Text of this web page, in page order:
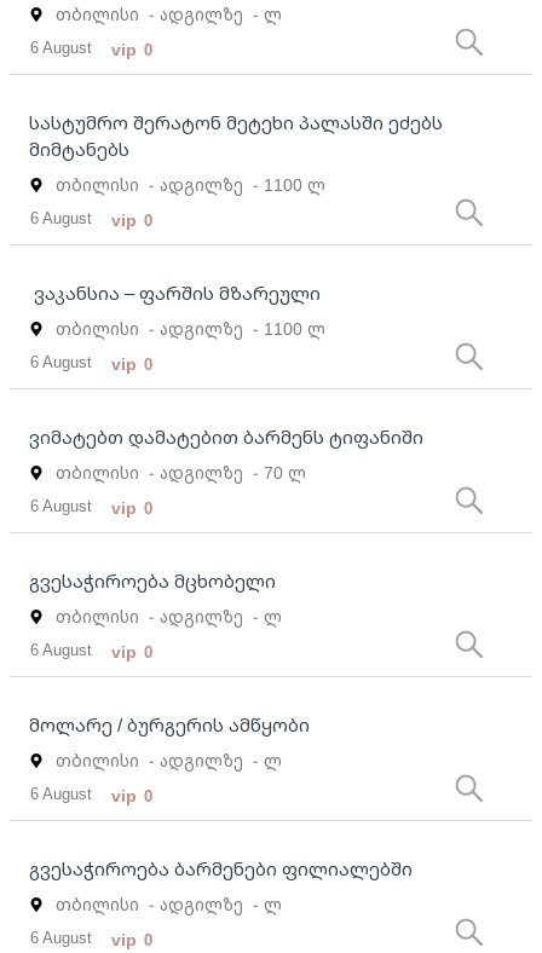
თბილისი - ადგილზე - ლ
6 August vip 0
სასტუმრო შერატონ მეტეხი პალასში ეძებს
მიმტანებს
თბილისი - ადგილზე - 1100 ლ
6 August vip 0
ვაკანსია – ფარშის მზარეული
თბილისი - ადგილზე - 1100 ლ
6 August vip 0
ვიმატებთ დამატებით ბარმენს ტიფანიში
თბილისი - ადგილზე - 70 ლ
6 August vip 0
გვესაჭიროება მცხობელი
თბილისი - ადგილზე - ლ
6 August vip 0
მოლარე / ბურგერის ამწყობი
თბილისი - ადგილზე - ლ
6 August vip 0
გვესაჭიროება ბარმენები ფილიალებში
თბილისი - ადგილზე - ლ
6 August vip 0